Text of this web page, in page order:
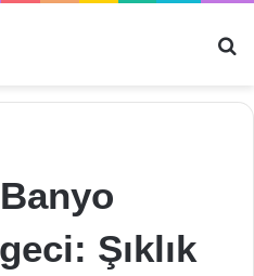
Şıklık